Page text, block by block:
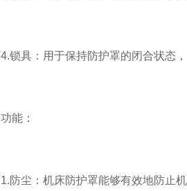
具：用于保持防护罩的闭合状态，
：
尘：机床防护罩能够有效地防止机